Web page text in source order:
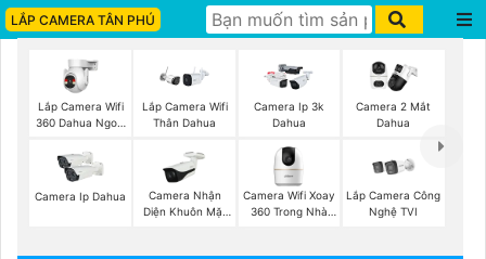
LẮP CAMERA TÂN PHÚ
Lắp Camera Wifi
360 Dahua Ngoài
Lắp Camera Wifi
Thân Dahua
Camera Ip 3k
Dahua
Camera 2 Mắt
Dahua
Camera Ip Dahua
Camera Nhận
Diện Khuôn Mặt
Camera Wifi Xoay
360 Trong Nhà
Lắp Camera Công
Nghệ TVI